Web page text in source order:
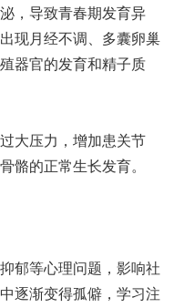
，导致青春期发育异
现月经不调、多囊卵巢
器官的发育和精子质
大压力，增加患关节
骼的正常生长发育。
郁等心理问题，影响社
逐渐变得孤僻，学习注